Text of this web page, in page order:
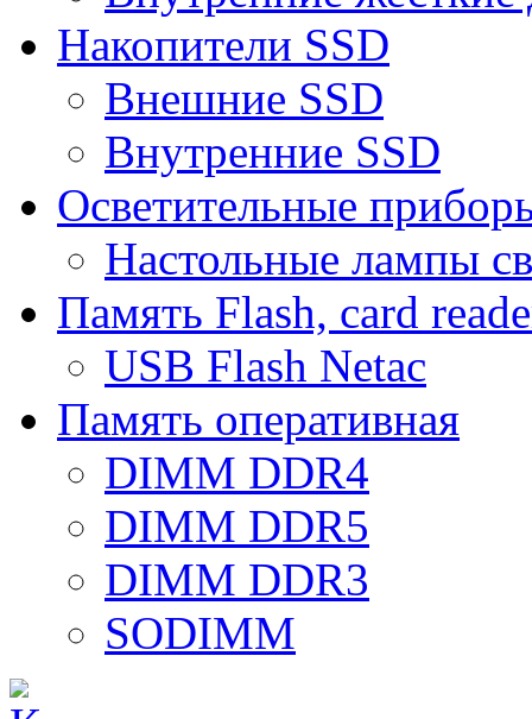
Накопители SSD
Внешние SSD
Внутренние SSD
Осветительные
Настольные лампы
Память Flash, card
USB Flash Netac
Память оперативная
DIMM DDR4
DIMM DDR5
DIMM DDR3
SODIMM